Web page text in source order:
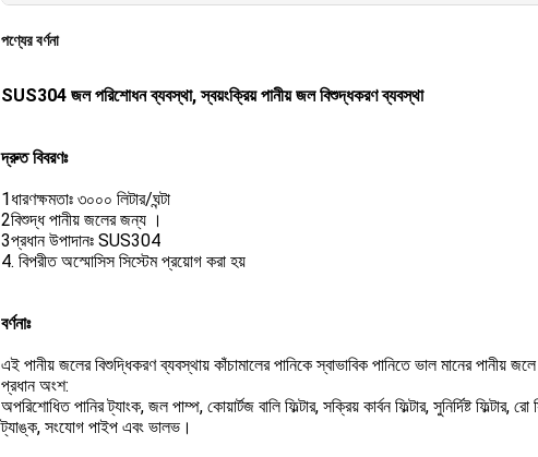
পণ্যের বর্ণনা
SUS304 জল পরিশোধন ব্যবস্থা, স্বয়ংক্রিয় পানীয় জল বিশুদ্ধকরণ ব্যবস্থা
দ্রুত বিবরণঃ
1ধারণক্ষমতাঃ ৩০০০ লিটার/ঘন্টা
2বিশুদ্ধ পানীয় জলের জন্য ।
3প্রধান উপাদানঃ SUS304
4. বিপরীত অস্মোসিস সিস্টেম প্রয়োগ করা হয়
বর্ণনাঃ
এই পানীয় জলের বিশুদ্ধিকরণ ব্যবস্থায় কাঁচামালের পানিকে স্বাভাবিক পানিতে ভাল মানের পানীয়
প্রধান অংশ:
অপরিশোধিত পানির ট্যাংক, জল পাম্প, কোয়ার্টজ বালি ফিল্টার, সক্রিয় কার্বন ফিল্টার, সুনির্দিষ্ট
ট্যাঙ্ক, সংযোগ পাইপ এবং ভালভ।